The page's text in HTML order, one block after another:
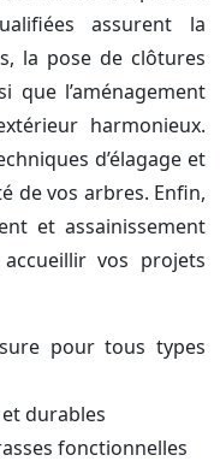
assurent la
la pose de clôtures
que l’aménagement
harmonieux.
d’élagage et
de vos arbres. Enfin,
et assainissement
vos projets
pour tous types
durables
fonctionnelles